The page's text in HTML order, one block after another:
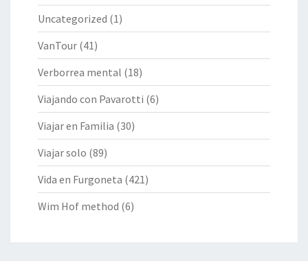
Uncategorized (1)
VanTour (41)
Verborrea mental (18)
Viajando con Pavarotti (6)
Viajar en Familia (30)
Viajar solo (89)
Vida en Furgoneta (421)
Wim Hof method (6)